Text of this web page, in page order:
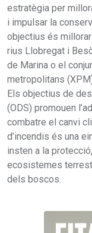
estratègia per
i impulsar la
objectius és
rius Llobregat i
de Marina o el
metropolitans
Els objectius de
(ODS) promouen
combatre el canvi
d’incendis és una
insten a la
ecosistemes
dels boscos.